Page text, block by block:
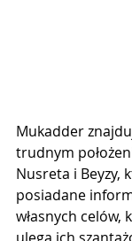
Mukadder
trudnym
Nusreta i Beyzy,
posiadane
własnych celów,